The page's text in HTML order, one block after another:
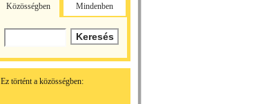
Közösségben Mindenben
Ez történt a közösségben: